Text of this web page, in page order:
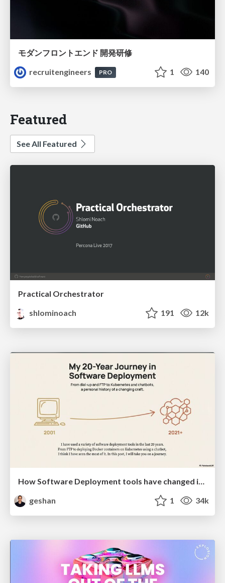
モダンフロントエンド 開発研修
recruitengineers
PRO 1 140
Featured
See All Featured
Practical Orchestrator
shlominoach
191 12k
How Software Deployment tools have changed in the past 20 years
geshan
1 34k